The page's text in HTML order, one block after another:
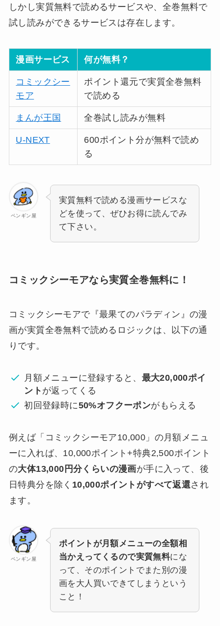
しかし実質無料で読めるサービスや、全巻無料で
試し読みができるサービスは存在します。
漫画サービス 何が無料？
コミックシー
モア
ポイント還元で実質全巻無料
で読める
まんが王国 全巻試し読みが無料
U-NEXT
600ポイント分が無料で読め
る
ペンギン屋
実質無料で読める漫画サービスな
どを使って、ぜひお得に読んでみ
て下さい。
コミックシーモアなら実質全巻無料に！
コミックシーモアで『最果てのパラディン』の漫
画が実質全巻無料で読めるロジックは、以下の通
りです。
月額メニューに登録すると、 最大20,000ポイ
ント が返ってくる
初回登録時に50%オフクーポンがもらえる
例えば「コミックシーモア10,000」の月額メニュ
ーに入れば、10,000ポイント+特典2,500ポイント
の大体13,000円分くらいの漫画が手に入って、後
日特典分を除く 10,000ポイントがすべて返還され
ます。
ペンギン屋
ポイントが月額メニューの全額相
当かえってくるので実質無料にな
って、そのポイントでまた別の漫
画を大人買いできてしまうという
こと！